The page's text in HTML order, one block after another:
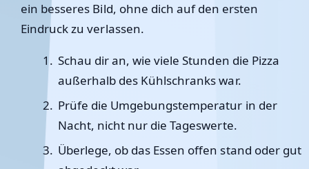
ein besseres Bild, ohne dich auf den ersten
Eindruck zu verlassen.
Schau dir an, wie viele Stunden die Pizza
außerhalb des Kühlschranks war.
Prüfe die Umgebungstemperatur in der
Nacht, nicht nur die Tageswerte.
Überlege, ob das Essen offen stand oder gut